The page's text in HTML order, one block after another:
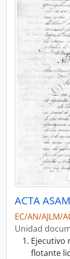
EC/AN/AJLM/
Unidad
Ejecutivo
flotante